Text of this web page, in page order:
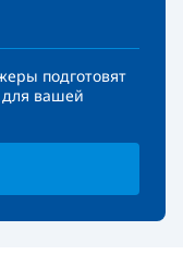
подготовят
для вашей